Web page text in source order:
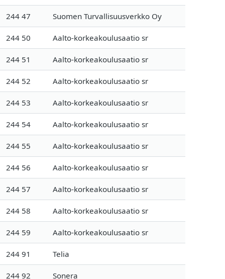
244 47 Suomen Turvallisuusverkko Oy
244 50 Aalto-korkeakoulusaatio sr
244 51 Aalto-korkeakoulusaatio sr
244 52 Aalto-korkeakoulusaatio sr
244 53 Aalto-korkeakoulusaatio sr
244 54 Aalto-korkeakoulusaatio sr
244 55 Aalto-korkeakoulusaatio sr
244 56 Aalto-korkeakoulusaatio sr
244 57 Aalto-korkeakoulusaatio sr
244 58 Aalto-korkeakoulusaatio sr
244 59 Aalto-korkeakoulusaatio sr
244 91 Telia
244 92 Sonera